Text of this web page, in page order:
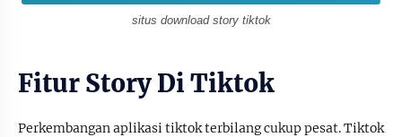
situs download story tiktok
Fitur Story Di Tiktok
Perkembangan aplikasi tiktok terbilang cukup pesat. Tiktok